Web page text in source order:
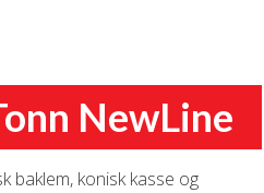
NewLine
baklem, konisk kasse og